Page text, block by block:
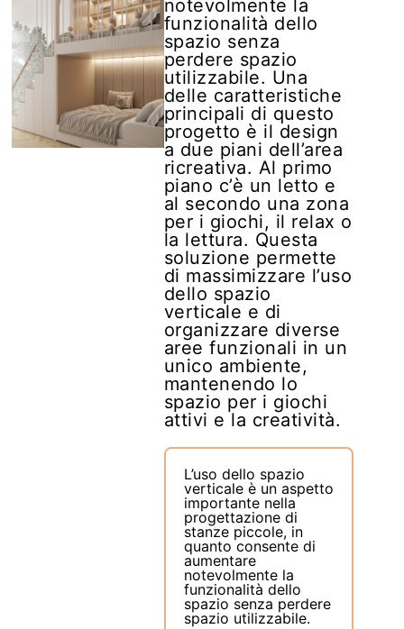
notevolmente la
funzionalità dello
spazio senza
perdere spazio
utilizzabile. Una
delle caratteristiche
principali di questo
progetto è il design
a due piani dell’area
ricreativa. Al primo
piano c’è un letto e
al secondo una zona
per i giochi, il relax o
la lettura. Questa
soluzione permette
di massimizzare l’uso
dello spazio
verticale e di
organizzare diverse
aree funzionali in un
unico ambiente,
mantenendo lo
spazio per i giochi
attivi e la creatività.
L’uso dello spazio
verticale è un aspetto
importante nella
progettazione di
stanze piccole, in
quanto consente di
aumentare
notevolmente la
funzionalità dello
spazio senza perdere
spazio utilizzabile.